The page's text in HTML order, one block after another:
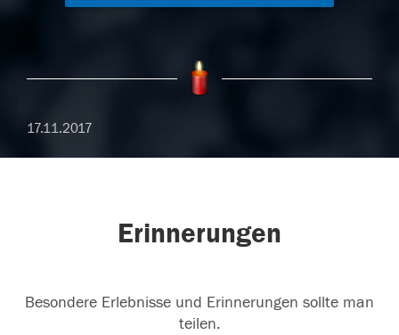
17.11.2017
Erinnerungen
Besondere Erlebnisse und Erinnerungen sollte man
teilen.